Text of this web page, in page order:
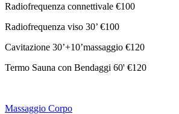
Radiofrequenza connettivale €100
Radiofrequenza viso 30’ €100
Cavitazione 30’+10’massaggio €120
Termo Sauna con Bendaggi 60' €120
Massaggio Corpo